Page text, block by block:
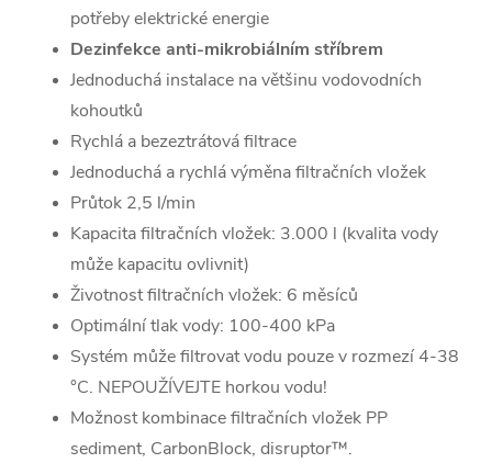
potřeby elektrické energie
Dezinfekce anti-mikrobiálním stříbrem
Jednoduchá instalace na většinu vodovodních
kohoutků
Rychlá a bezeztrátová filtrace
Jednoduchá a rychlá výměna filtračních vložek
Průtok 2,5 l/min
Kapacita filtračních vložek: 3.000 l (kvalita vody
může kapacitu ovlivnit)
Životnost filtračních vložek: 6 měsíců
Optimální tlak vody: 100-400 kPa
Systém může filtrovat vodu pouze v rozmezí 4-38
°C. NEPOUŽÍVEJTE horkou vodu!
Možnost kombinace filtračních vložek PP
sediment, CarbonBlock, disruptor™.